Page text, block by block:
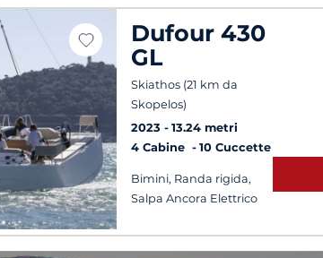
Dufour 430
GL
Skiathos (21 km da
Skopelos)
2023
13.24 metri
4 Cabine
10 Cuccette
Bimini, Randa rigida,
Salpa Ancora Elettrico